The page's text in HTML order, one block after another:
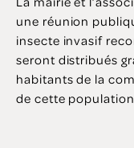
une réunion
insecte invasif
seront distribués
habitants de la
de cette